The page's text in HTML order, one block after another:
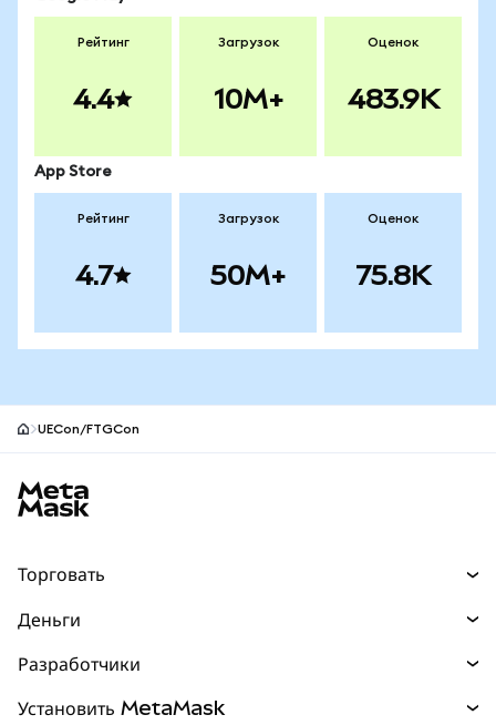
Рейтинг
4.4
Загрузок
10M+
Оценок
483.9K
App Store
Рейтинг
4.7
Загрузок
50M+
Оценок
75.8K
UECon/FTGCon
Торговать
Прогнозы
Перпы НОВИНКА
Деньги
Разработчики
Установить MetaMask